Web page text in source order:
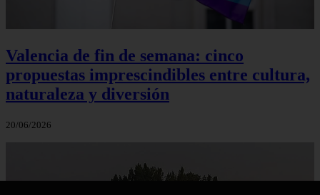
Valencia de fin de semana: cinco
propuestas imprescindibles entre cultura,
naturaleza y diversión
20/06/2026